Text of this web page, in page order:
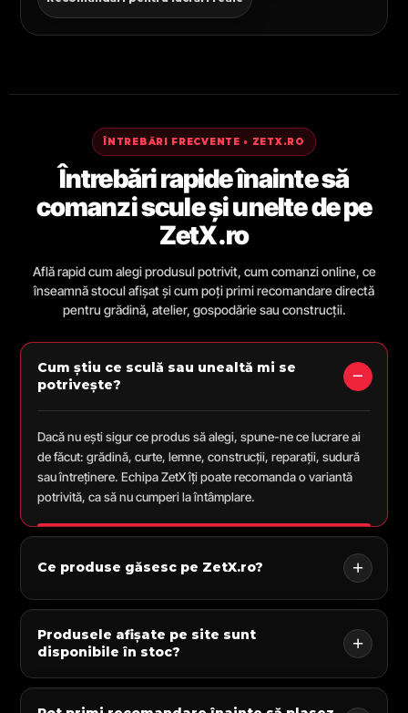
ÎNTREBĂRI FRECVENTE • ZETX.RO
Întrebări rapide înainte să
comanzi scule și unelte de pe
ZetX.ro
Află rapid cum alegi produsul potrivit, cum comanzi online, ce
înseamnă stocul afișat și cum poți primi recomandare directă
pentru grădină, atelier, gospodărie sau construcții.
Cum știu ce sculă sau unealtă mi se
potrivește?
Dacă nu ești sigur ce produs să alegi, spune-ne ce lucrare ai
de făcut: grădină, curte, lemne, construcții, reparații, sudură
sau întreținere. Echipa ZetX îți poate recomanda o variantă
potrivită, ca să nu cumperi la întâmplare.
Ce produse găsesc pe ZetX.ro?
Produsele afișate pe site sunt
disponibile în stoc?